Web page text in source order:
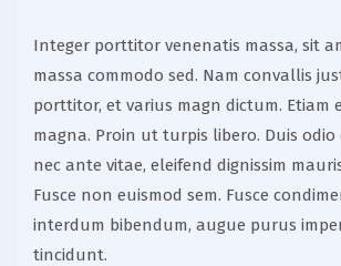
Integer porttitor venenatis massa, sit
massa commodo sed. Nam convallis
porttitor, et varius magn dictum. Etiam
magna. Proin ut turpis libero. Duis odio
nec ante vitae, eleifend dignissim
Fusce non euismod sem. Fusce
interdum bibendum, augue purus
tincidunt.